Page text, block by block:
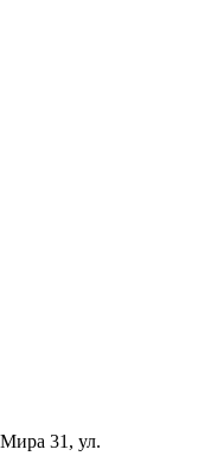
31, ул.